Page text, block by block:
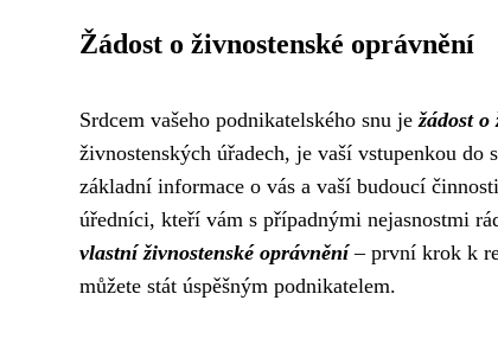
Žádost o živnostenské oprávnění
Srdcem vašeho podnikatelského snu ježádost o
živnostenských úřadech, je vaší vstupenkou
základní informace o vás a vaší budoucí
úředníci, kteří vám s případnými nejasnostmi
vlastní živnostenské oprávnění– první krok k
můžete stát úspěšným podnikatelem.